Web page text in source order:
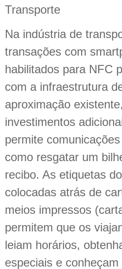
Transporte
Na indústria de
transações com
habilitados para NFC
com a infraestrutura
aproximação
investimentos
permite
como resgatar um
recibo. As etiquetas
colocadas atrás de
meios impressos
permitem que os
leiam horários,
especiais e